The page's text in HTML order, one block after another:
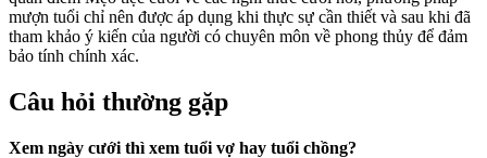
mượn tuổi chỉ nên được áp dụng khi thực sự cần thiết và sau khi đã
tham khảo ý kiến của người có chuyên môn về phong thủy để đảm
bảo tính chính xác.
Câu hỏi thường gặp
Xem ngày cưới thì xem tuổi vợ hay tuổi chồng?